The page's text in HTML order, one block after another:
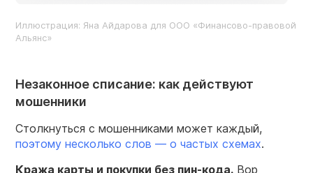
Иллюстрация: Яна Айдарова для ООО «Финансово-правовой
Альянс»
Незаконное списание: как действуют
мошенники
Столкнуться с мошенниками может каждый,
поэтому несколько слов — о частых схемах.
Кража карты и покупки без пин-кода. Вор